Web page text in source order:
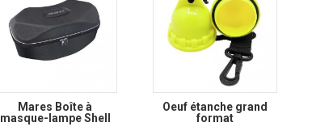
Mares Boîte à
masque-lampe Shell
Oeuf étanche grand
format